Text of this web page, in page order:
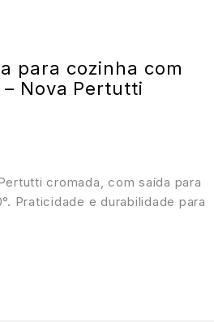
para cozinha com
Nova Pertutti
cromada, com saída para
Praticidade e durabilidade para